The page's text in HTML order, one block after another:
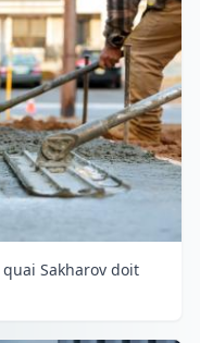
Sakharov doit